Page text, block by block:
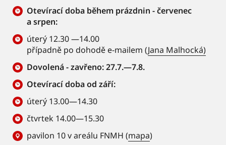
Otevírací doba během prázdnin - červenec
a srpen:
úterý 12.30 —14.00
případně po dohodě e-mailem (Jana Malhocká)
Dovolená - zavřeno: 27.7.—7.8.
Otevírací doba od září:
úterý 13.00—14.30
čtvrtek 14.00—15.30
pavilon 10 v areálu FNMH (mapa)